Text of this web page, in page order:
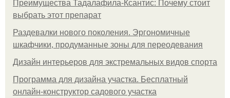
Преимущества Тадалафила-Ксантис: Почему стоит
выбрать этот препарат
Раздевалки нового поколения. Эргономичные
шкафчики, продуманные зоны для переодевания
Дизайн интерьеров для экстремальных видов спорта
Программа для дизайна участка. Бесплатный
онлайн-конструктор садового участка